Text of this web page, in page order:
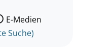
Sie suchen wollen.
E-Medien
Suche)